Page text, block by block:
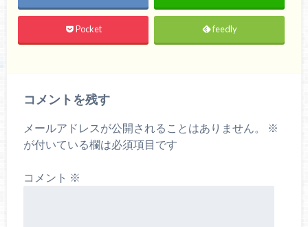
Pocket feedly
コメントを残す
メールアドレスが公開されることはありません。
※
が付いている欄は必須項目です
コメント ※